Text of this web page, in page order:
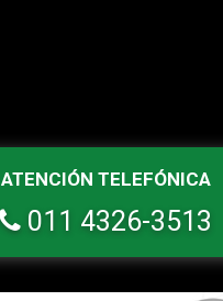
ATENCIÓN TELEFÓNICA
011 4326-3513